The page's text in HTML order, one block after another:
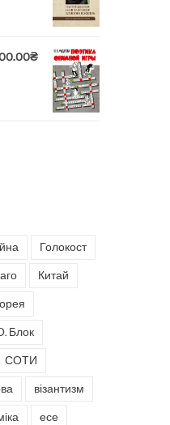
₴
Голокост
Китай
Блок
СОТИ
візантизм
есе